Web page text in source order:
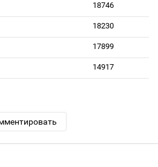
18746
18230
17899
14917